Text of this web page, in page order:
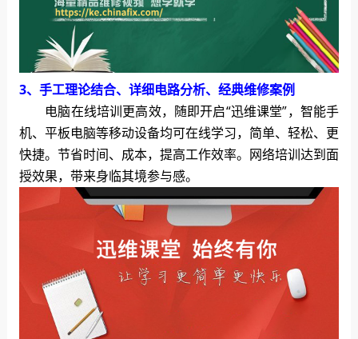
3、手工理论结合、详细电路分析、经典维修案例
电脑在线培训更高效，随即开启“迅维课堂”，智能手
机、平板电脑等移动设备均可在线学习，简单、轻松、更
快捷。节省时间、成本，提高工作效率。网络培训达到面
授效果，带来身临其境参与感。